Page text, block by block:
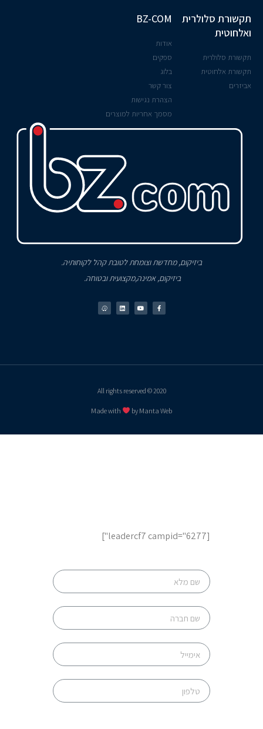
תקשורת סלולרית
ואלחוטית
תקשורת סלולרית
תקשורת אלחוטית
אביזרים
BZ-COM
אודות
ספקים
בלוג
צור קשר
הצהרת נגישות
מסמך אחריות למוצרים
ביזיקום, מחדשת וצומחת לטובת קהל לקוחותיה.
ביזיקום, אמינה,מקצועית ובטוחה.
2020 © All rights reserved
Made with by Manta Web
[leadercf7 campid="6277"]